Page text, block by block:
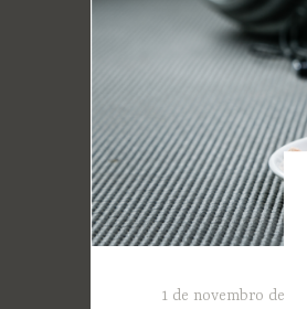
1 de novembro de